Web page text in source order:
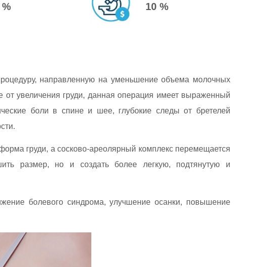
% 10 %
направленную на уменьшение объема молочных
увеличения груди, данная операция имеет выраженный
боли в спине и шее, глубокие следы от бретелей
груди, а сосково-ареолярный комплекс перемещается
размер, но и создать более легкую, подтянутую и
болевого синдрома, улучшение осанки, повышение